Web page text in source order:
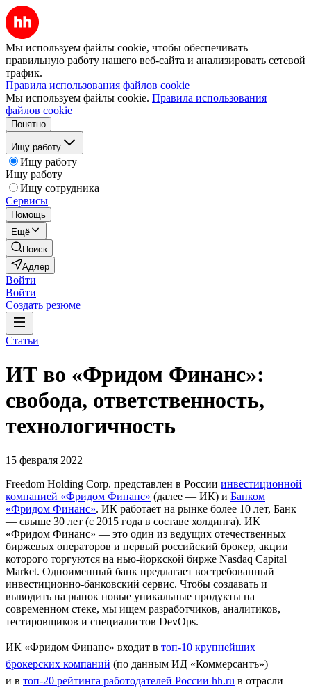
Мы используем файлы cookie, чтобы обеспечивать
правильную работу нашего веб-сайта и анализировать сетевой
трафик.
Правила использования файлов cookie
Мы используем файлы cookie. Правила использования
файлов cookie
Понятно
Ищу работу
Ищу работу
Ищу работу
Ищу сотрудника
Сервисы
Помощь
Ещё
Поиск
Адлер
Войти
Войти
Создать резюме
Статьи
ИТ во «Фридом Финанс»:
свобода, ответственность,
технологичность
15 февраля 2022
Freedom Holding Corp. представлен в России инвестиционной
компанией «Фридом Финанс» (далее — ИК) и Банком
«Фридом Финанс». ИК работает на рынке более 10 лет, Банк
— свыше 30 лет (с 2015 года в составе холдинга). ИК
«Фридом Финанс» — это один из ведущих отечественных
биржевых операторов и первый российский брокер, акции
которого торгуются на нью-йоркской бирже Nasdaq Capital
Market. Одноименный банк предлагает востребованный
инвестиционно-банковский сервис. Чтобы создавать и
выводить на рынок новые уникальные продукты на
современном стеке, мы ищем разработчиков, аналитиков,
тестировщиков и специалистов DevOps.
ИК «Фридом Финанс» входит в топ-10 крупнейших
брокерских компаний (по данным ИД «Коммерсантъ»)
и в топ-20 рейтинга работодателей России hh.ru в отрасли